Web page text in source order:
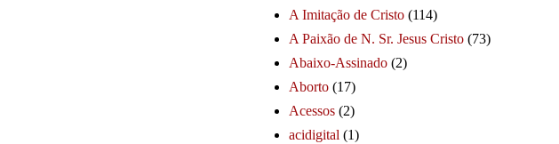
A Imitação de Cristo (114)
A Paixão de N. Sr. Jesus Cristo (73)
Abaixo-Assinado (2)
Aborto (17)
Acessos (2)
acidigital (1)